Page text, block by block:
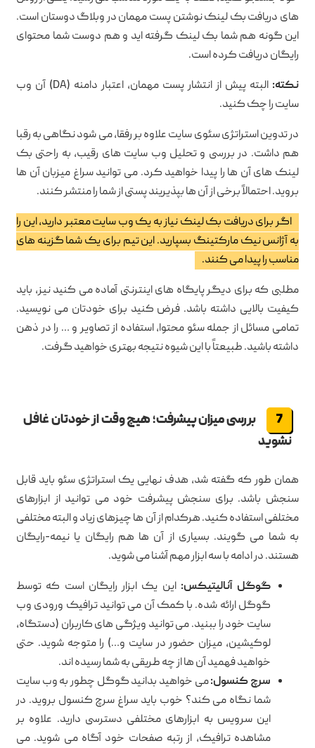
های دریافت بک لینک نوشتن پست مهمان در وبلاگ دوستان است.
این گونه هم شما بک لینک گرفته اید و هم دوست شما محتوای
رایگان دریافت کرده است.
نکته:
البته پیش از انتشار پست مهمان، اعتبار دامنه (DA) آن وب
سایت را چک کنید.
در تدوین استراتژی سئوی سایت علاوه بر رفقا، می شود نگاهی به رقبا
هم داشت. در بررسی و تحلیل وب سایت های رقیب، به راحتی بک
لینک های آن ها را پیدا خواهید کرد. می توانید سراغ میزبان آن ها
بروید. احتمالاً برخی از آن ها بپذیریند پستی از شما را منتشر کنند.
اگر برای دریافت بک لینک نیاز به یک وب سایت معتبر دارید، این را
به آژانس نیک مارکتینگ بسپارید. این تیم برای یک شما گزینه های
مناسب را پیدا می کنند.
مطلبی که برای دیگر پایگاه های اینترنتی آماده می کنید نیز، باید
کیفیت بالایی داشته باشد. فرض کنید برای خودتان می نویسید.
تمامی مسائل از جمله سئو محتوا، استفاده از تصاویر و … را در ذهن
داشته باشید. طبیعتاً با این شیوه نتیجه بهتری خواهید گرفت.
بررسی میزان پیشرفت؛ هیچ وقت از خودتان غافل
نشوید
همان طور که گفته شد، هدف نهایی یک استراتژی سئو باید قابل
سنجش باشد. برای سنجش پیشرفت خود می توانید از ابزارهای
مختلفی استفاده کنید. هرکدام از آن ها چیزهای زیاد و البته مختلفی
به شما می گویند. بسیاری از آن ها هم رایگان یا نیمه-رایگان
هستند. در ادامه با سه ابزار مهم آشنا می شوید.
گوگل آنالیتیکس: این یک ابزار رایگان است که توسط
گوگل ارائه شده. با کمک آن می توانید ترافیک ورودی وب
سایت خود را ببنید. می توانید ویژگی های کاربران (دستگاه،
لوکیشین، میزان حضور در سایت و…) را متوجه شوید. حتی
خواهید فهمید آن ها از چه طریقی به شما رسیده اند.
سرچ کنسول:می خواهید بدانید گوگل چطور به وب سایت
شما نگاه می کند؟ خوب باید سراغ سرچ کنسول بروید. در
این سرویس به ابزارهای مختلفی دسترسی دارید. علاوه بر
مشاهده ترافیک، از رتبه صفحات خود آگاه می شوید. می